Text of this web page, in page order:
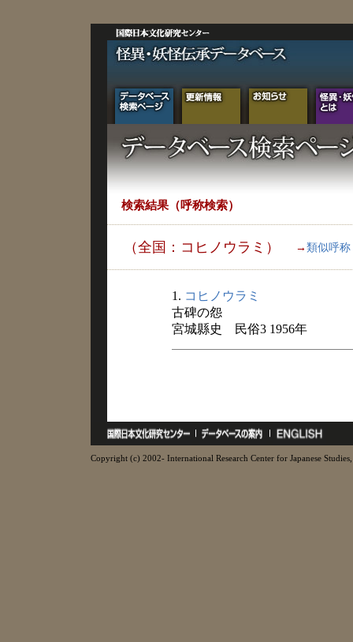
検索結果（呼称検索）
（全国：コヒノウラミ） → 類似呼称
1. コヒノウラミ
古碑の怨
宮城縣史 民俗3 1956年
Copyright (c) 2002- International Research Center for Japanese